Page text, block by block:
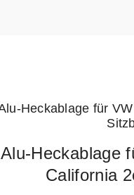
Alu-Heckablage
California